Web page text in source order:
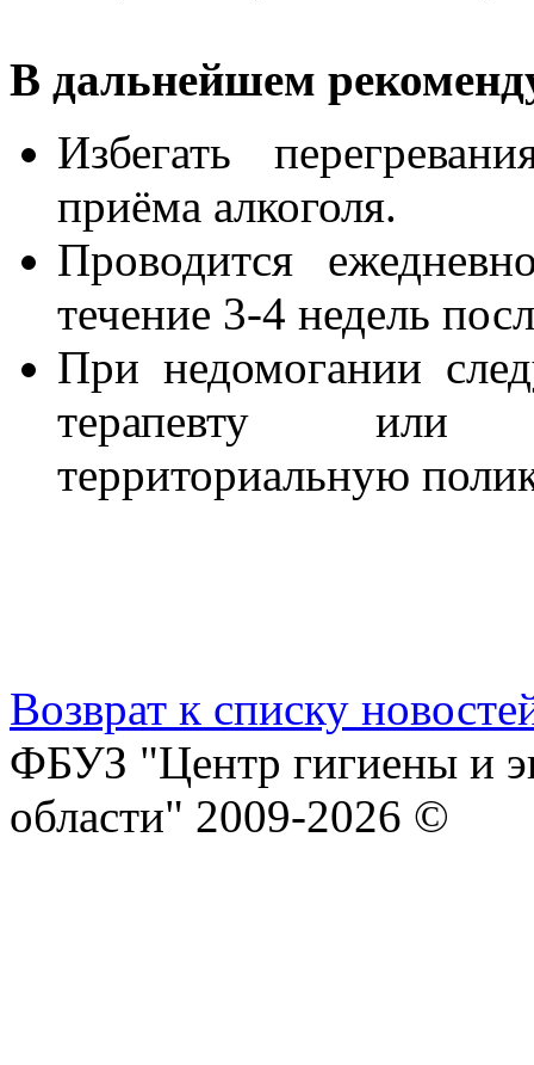
В дальнейшем
Избегать
приёма алкоголя.
Проводится
течение 3-4 недель
При недомогании
терапевту или
территориальную
Возврат к списку
ФБУЗ "Центр гигиены и
области" 2009-2026 ©